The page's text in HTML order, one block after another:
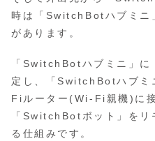
時は「SwitchBotハブミニ
があります。
「SwitchBotハブミニ」
定し、「SwitchBotハブ
Fiルーター(Wi-Fi親機)に
「SwitchBotボット」をリ
る仕組みです。